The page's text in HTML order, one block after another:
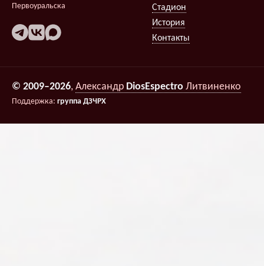
Первоуральска
Стадион
История
Контакты
© 2009–2026, Александр DiosEspectro Литвиненко
Поддержка: группа ДЗЧРХ